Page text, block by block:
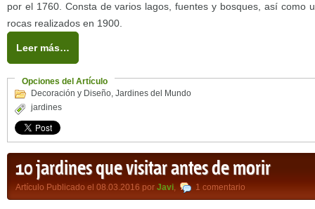
por el 1760. Consta de varios lagos, fuentes y bosques, así como
rocas realizados en 1900.
Leer más…
Opciones del Artículo
Decoración y Diseño, Jardines del Mundo
jardines
10 jardines que visitar antes de morir
Artículo Publicado el 08.03.2016 por Javi, 1 comentario